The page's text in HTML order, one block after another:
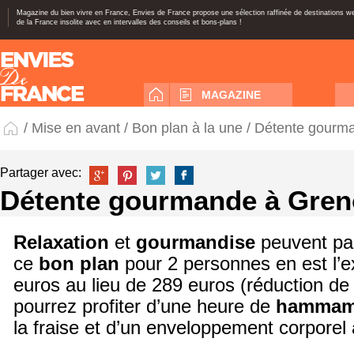
Magazine du bien vivre en France, Envies de France propose une sélection raffinée de destinations
de la France insolite avec en intervalles des conseils et bons-plans !
MAGAZINE
/ Mise en avant / Bon plan à la une / Détente
Partager avec:
Détente gourmande à
Relaxation et gourmandise peuvent
ce bon plan pour 2 personnes en est
euros au lieu de 289 euros (réduction
pourrez profiter d’une heure de
la fraise et d’un enveloppement